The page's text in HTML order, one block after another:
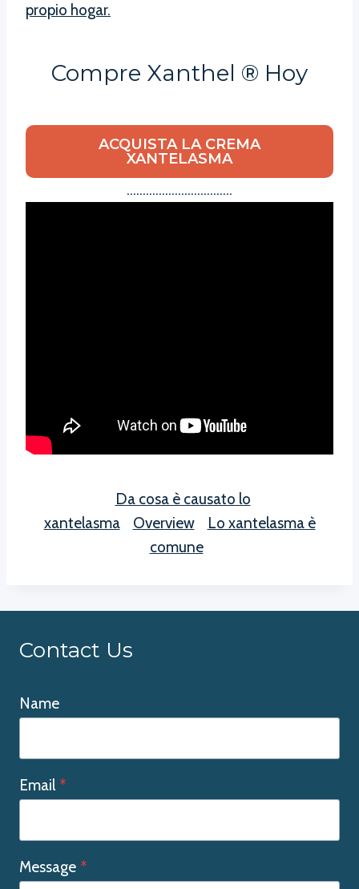
propio hogar.
Compre Xanthel ® Hoy
ACQUISTA LA CREMA
XANTELASMA
……………………………
Da cosa è causato lo
xantelasma
Overview
Lo xantelasma è
comune
Contact Us
Name
Email *
Message *